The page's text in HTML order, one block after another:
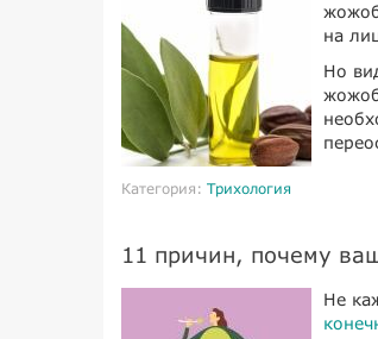
на
Но
Категория: Трихология
11 причин, почему
Не